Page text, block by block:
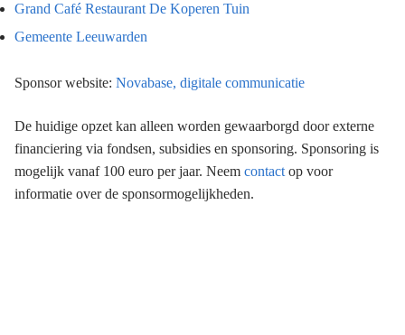
Grand Café Restaurant De Koperen Tuin
Gemeente Leeuwarden
Sponsor website: Novabase, digitale communicatie
De huidige opzet kan alleen worden gewaarborgd door externe
financiering via fondsen, subsidies en sponsoring. Sponsoring is
mogelijk vanaf 100 euro per jaar. Neem contact op voor
informatie over de sponsormogelijkheden.